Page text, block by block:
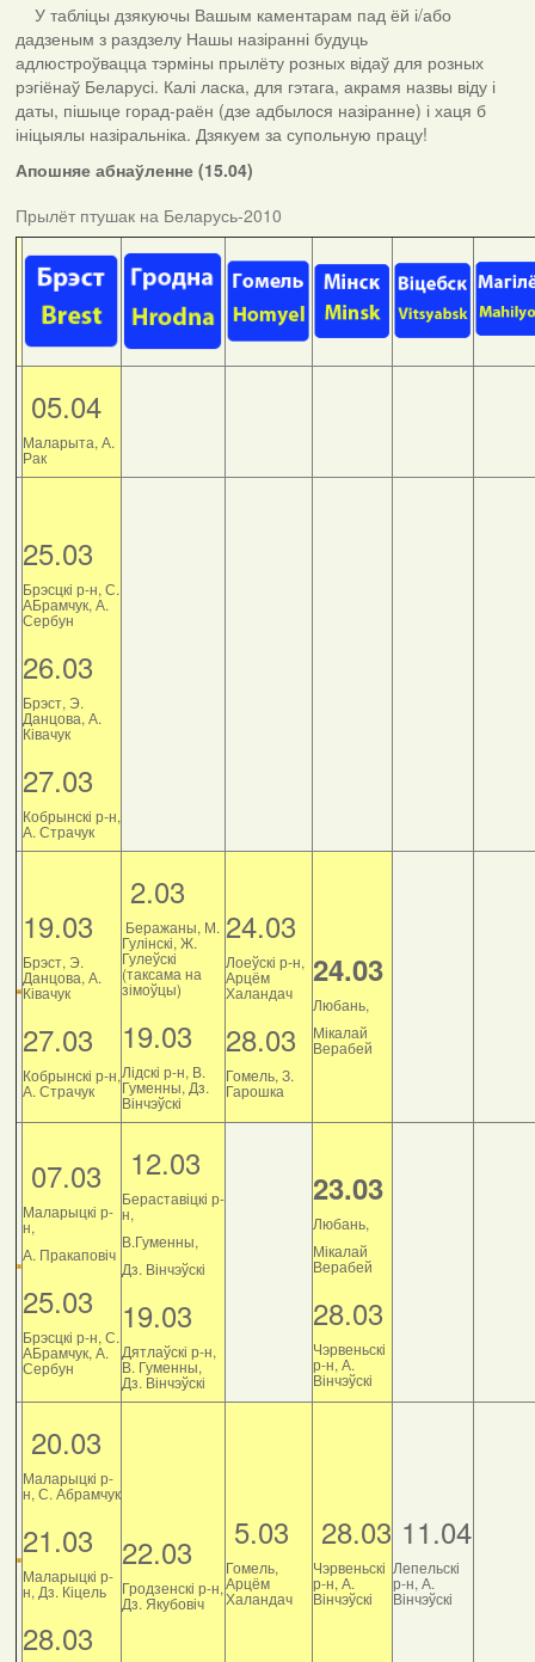
У табліцы дзякуючы Вашым каментарам пад ёй і/або
дадзеным з раздзелу Нашы назіранні будуць
адлюстроўвацца тэрміны прылёту розных відаў для розных
рэгіёнаў Беларусі. Калі ласка, для гэтага, акрамя назвы віду і
даты, пішыце горад-раён (дзе адбылося назіранне) і хаця б
ініцыялы назіральніка. Дзякуем за супольную працу!
Апошняе абнаўленне (15.04)
Прылёт птушак на Беларусь-2010
05.04
Маларыта, А.
Рак
25.03
Брэсцкі р-н, С.
АБрамчук, А.
Сербун
26.03
Брэст, Э.
Данцова, А.
Ківачук
27.03
Кобрынскі р-н,
А. Страчук
19.03
Брэст, Э.
Данцова, А.
Ківачук
27.03
Кобрынскі р-н,
А. Страчук
2.03
Беражаны, М.
Гулінскі, Ж.
Гулеўскі
(таксама на
зімоўцы)
19.03
Лідскі р-н, В.
Гуменны, Дз.
Вінчэўскі
24.03
Лоеўскі р-н,
Арцём
Халандач
28.03
Гомель, З.
Гарошка
24.03
Любань,
Мікалай
Верабей
07.03
Маларыцкі р-
н,
А. Пракаповіч
25.03
Брэсцкі р-н, С.
АБрамчук, А.
Сербун
12.03
Бераставіцкі р-
н,
В.Гуменны,
Дз. Вінчэўскі
19.03
Дятлаўскі р-н,
В. Гуменны,
Дз. Вінчэўскі
23.03
Любань,
Мікалай
Верабей
28.03
Чэрвеньскі
р-н, А.
Вінчэўскі
20.03
Маларыцкі р-
н, С. Абрамчук
21.03
Маларыцкі р-
н, Дз. Кіцель
28.03
22.03
Гродзенскі р-н,
Дз. Якубовіч
5.03
Гомель,
Арцём
Халандач
28.03
Чэрвеньскі
р-н, А.
Вінчэўскі
11.04
Лепельскі
р-н, А.
Вінчэўскі